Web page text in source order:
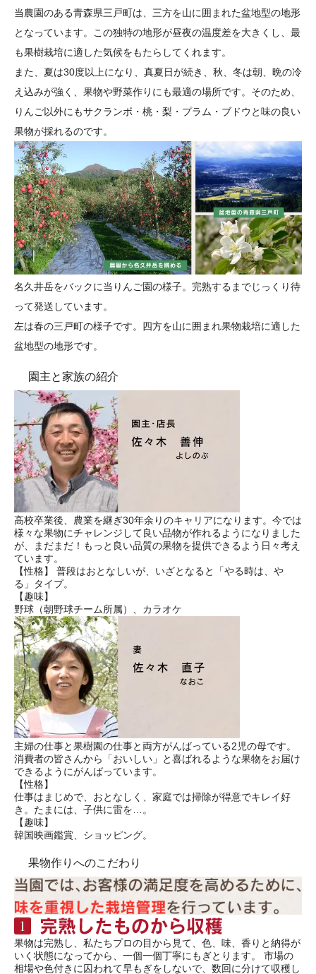
当農園のある青森県三戸町は、三方を山に囲まれた盆地型の地形
となっています。この独特の地形が昼夜の温度差を大きくし、最
も果樹栽培に適した気候をもたらしてくれます。
また、夏は30度以上になり、真夏日が続き、秋、冬は朝、晩の冷
え込みが強く、果物や野菜作りにも最適の場所です。そのため、
りんご以外にもサクランボ・桃・梨・プラム・ブドウと味の良い
果物が採れるのです。
名久井岳をバックに当りんご園の様子。完熟するまでじっくり待
って発送しています。
左は春の三戸町の様子です。四方を山に囲まれ果物栽培に適した
盆地型の地形です。
園主と家族の紹介
高校卒業後、農業を継ぎ30年余りのキャリアになります。今では
様々な果物にチャレンジして良い品物が作れるようになりました
が、まだまだ！もっと良い品質の果物を提供できるよう日々考え
ています。
【性格】 普段はおとなしいが、いざとなると「やる時は、や
る」タイプ。
【趣味】
野球（朝野球チーム所属）、カラオケ
主婦の仕事と果樹園の仕事と両方がんばっている2児の母です。
消費者の皆さんから「おいしい」と喜ばれるような果物をお届け
できるようにがんばっています。
【性格】
仕事はまじめで、おとなしく、家庭では掃除が得意でキレイ好
き。たまには、子供に雷を…。
【趣味】
韓国映画鑑賞、ショッピング。
果物作りへのこだわり
果物は完熟し、私たちプロの目から見て、色、味、香りと納得が
いく状態になってから、一個一個丁寧にもぎとります。 市場の
相場や色付きに囚われて早もぎをしないで、数回に分けて収穫し